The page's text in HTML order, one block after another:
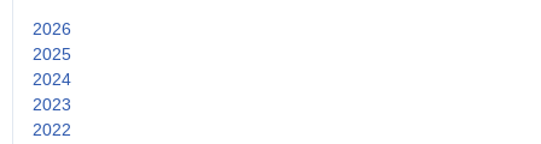
2026
2025
2024
2023
2022